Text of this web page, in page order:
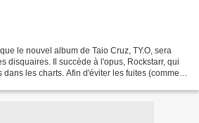
le nouvel album de Taio Cruz, TY.O, sera
disquaires. Il succède à l'opus, Rockstarr, qui
les charts. Afin d'éviter les fuites (comme